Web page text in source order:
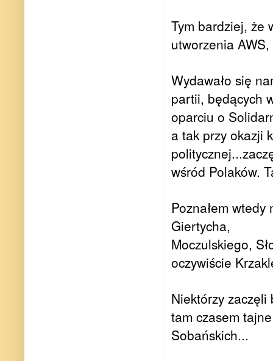
Tym bardziej, że
utworzenia
Wydawało się
partii, będących
oparciu o
a tak przy okazji
wśród Polaków.
Poznałem
Giertycha,
Moczulskiego,
oczywiście
Niektórzy zaczęli
tam czasem
Sobańskich...